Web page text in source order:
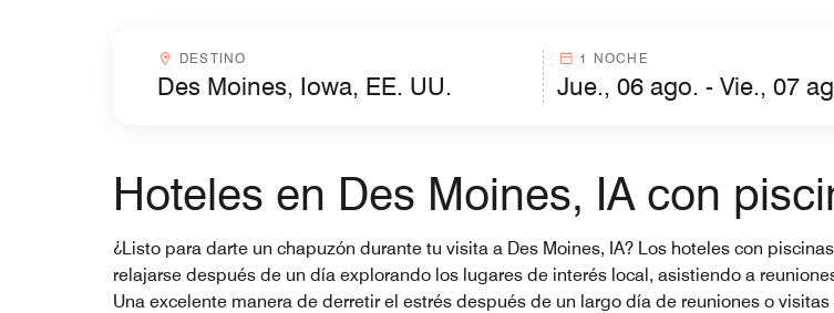
Destinocombobox
DESTINO 1 NOCHE
Hoteles en Des Moines, IA con
¿Listo para darte un chapuzón durante tu visita a Des Moines, IA? Los hoteles con
relajarse después de un día explorando los lugares de interés local, asistiendo a
Una excelente manera de derretir el estrés después de un largo día de reuniones o